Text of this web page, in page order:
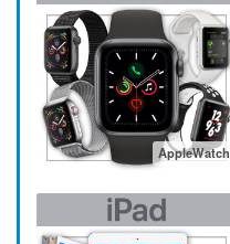
AppleWatch